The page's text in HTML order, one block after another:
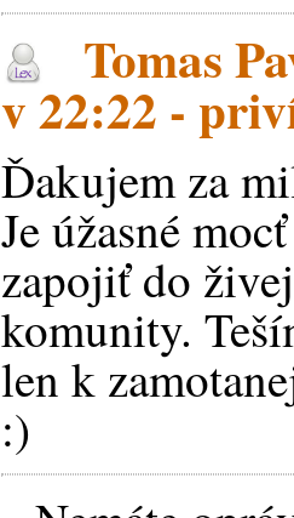
Tomas
v 22:22 -
Ďakujem za
Je úžasné
zapojiť do
komunity.
len k
:)